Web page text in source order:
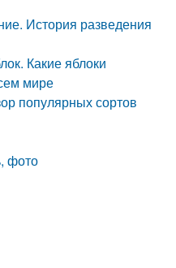
История разведения
Какие яблоки
мире
популярных сортов
фото